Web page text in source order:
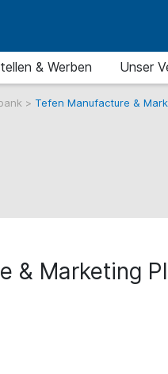
& Werben Unser
> Tefen Manufacture &
& Marketing